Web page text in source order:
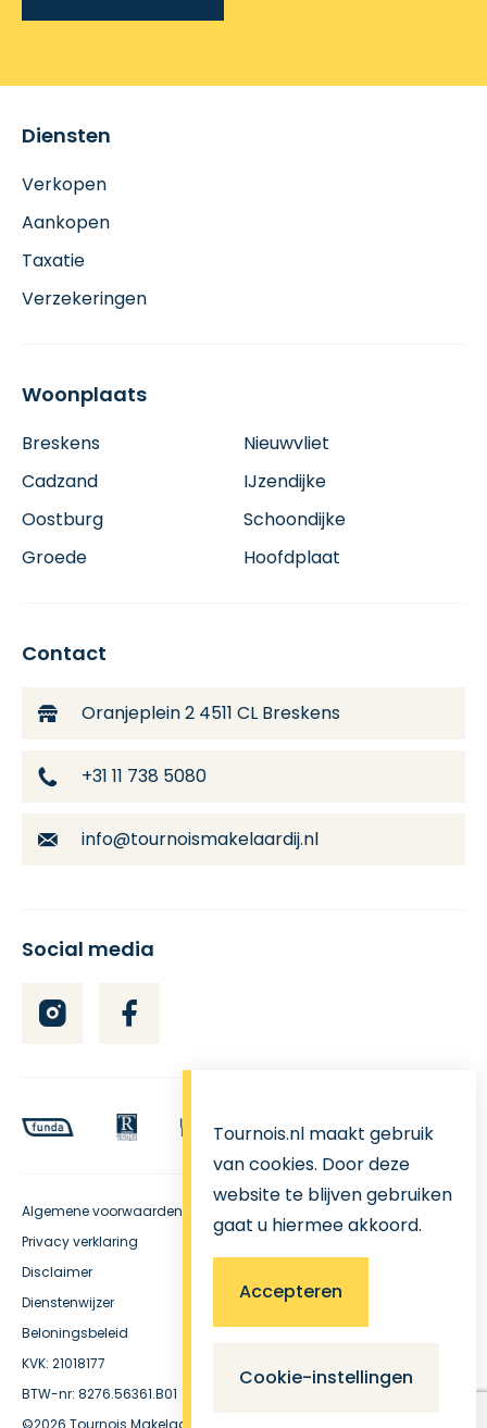
Tournois.nl maakt gebruik
van cookies. Door deze
website te blijven gebruiken
gaat u hiermee akkoord.
Accepteren
Cookie-instellingen
Diensten
Verkopen
Aankopen
Taxatie
Verzekeringen
Woonplaats
Breskens
Nieuwvliet
Cadzand
IJzendijke
Oostburg
Schoondijke
Groede
Hoofdplaat
Contact
Oranjeplein 24511 CL Breskens
+31 11 738 5080
info@tournoismakelaardij.nl
Social media
Algemene voorwaarden
Privacy verklaring
Disclaimer
Dienstenwijzer
Beloningsbeleid
KVK: 21018177
BTW-nr: 8276.56361.B01